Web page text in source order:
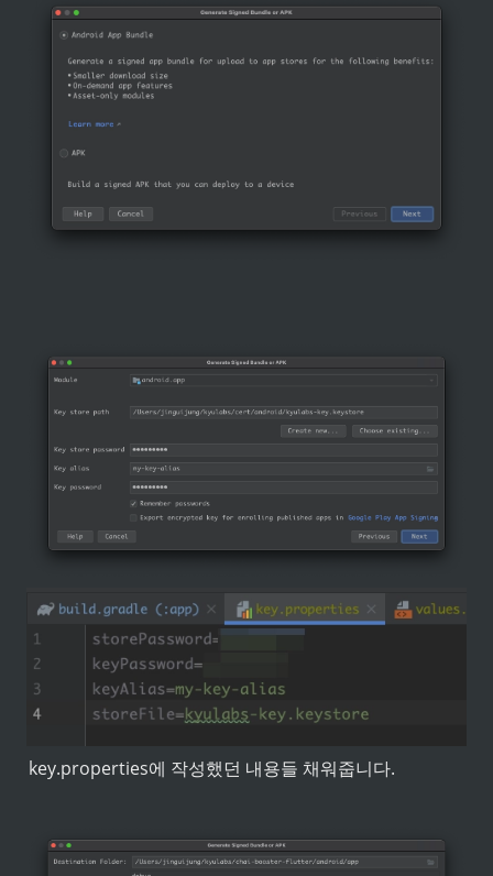
key.properties에 작성했던 내용들 채워줍니다.